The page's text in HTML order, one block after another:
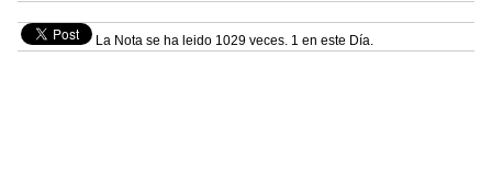
La Nota se ha leido 1029 veces. 1 en este Día.